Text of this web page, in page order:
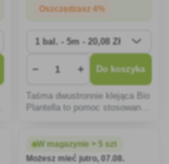
Oszczędzasz 4%
− + Do koszyka
Taśma dwustronnie klejąca Bio
Plantella to pomoc stosowana
szkodliwych owadów
pełzających.
W magazynie > 5 szt
Możesz mieć jutro, 07.08.